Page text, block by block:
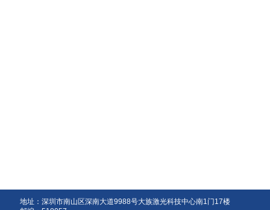
地址：深圳市南山区深南大道9988号大族激光科技中心南1门17楼